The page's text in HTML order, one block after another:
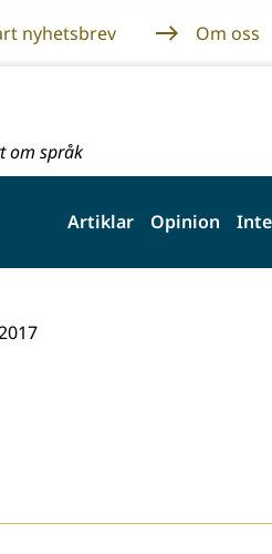
nyhetsbrev Om oss
om språk
Artiklar Opinion